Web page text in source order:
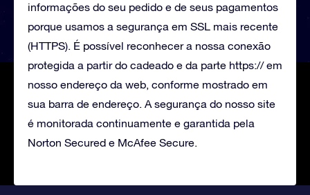
informações do seu pedido e de seus pagamentos
porque usamos a segurança em SSL mais recente
(HTTPS). É possível reconhecer a nossa conexão
protegida a partir do cadeado e da parte https:// em
nosso endereço da web, conforme mostrado em
sua barra de endereço. A segurança do nosso site
é monitorada continuamente e garantida pela
Norton Secured e McAfee Secure.